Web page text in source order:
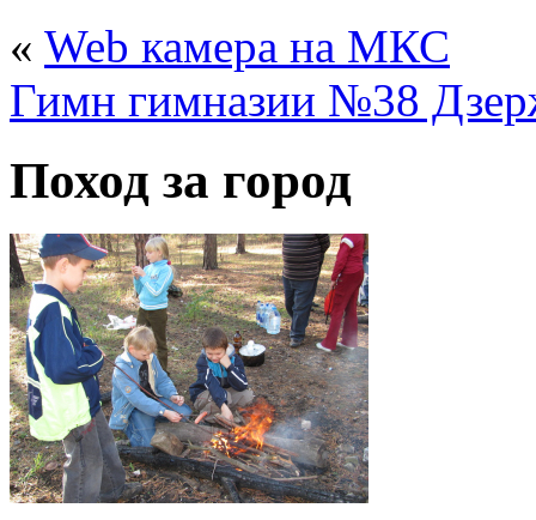
« Web камера на МКС
Гимн гимназии №38
Поход за город